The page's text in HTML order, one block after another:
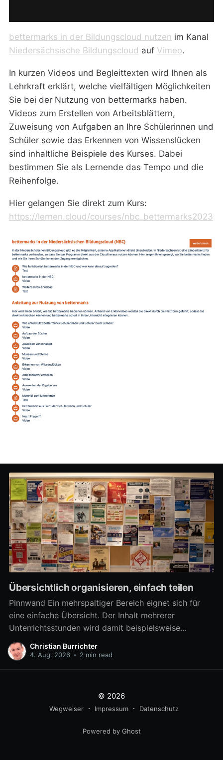
bettermarks in der Bildungscloud nutzen im Kanal
Niedersächsische Bildungscloud auf Vimeo.
In kurzen Videos und Begleittexten wird Ihnen als
Lehrkraft erklärt, welche vielfältigen Möglichkeiten
Sie bei der Nutzung von bettermarks haben.
Videos zum Erstellen von Arbeitsblättern,
Zuweisung von Aufgaben an Ihre Schülerinnen und
Schüler sowie das Erkennen von Wissenslücken
sind inhaltliche Beispiele des Kurses. Dabei
bestimmen Sie als Lernende das Tempo und die
Reihenfolge.
Hier gelangen Sie direkt zum Kurs:
https://lernen.cloud/courses/nbc_bettermarks2023
Übersichtlich organisieren, einfach teilen
Pinnwand Ein mehrspaltiger Bereich eignet sich für
eine einfache Übersicht. Der Inhalt mehrerer
Unterrichtsstunden wird damit beispielsweise
übersichtlich verfügbar. Aber auch zahlreiche
Materialien für eine Arbeitsphase lassen sich damit
Christian Burrichter
4. Aug. 2026 • 2 min read
© 2026
Wegweiser Impressum Datenschutz
Powered by Ghost